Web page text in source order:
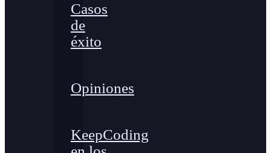
Casos
de
éxito
Opiniones
KeepCoding